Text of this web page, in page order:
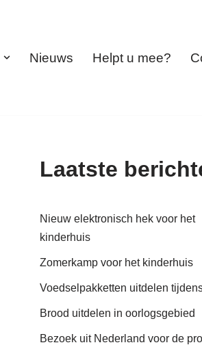
Nieuws Helpt u mee?
Laatste
Nieuw elektronisch hek voor het
kinderhuis
Zomerkamp voor het kinderhuis
Voedselpakketten uitdelen
Brood uitdelen in oorlogsgebied
Bezoek uit Nederland voor de